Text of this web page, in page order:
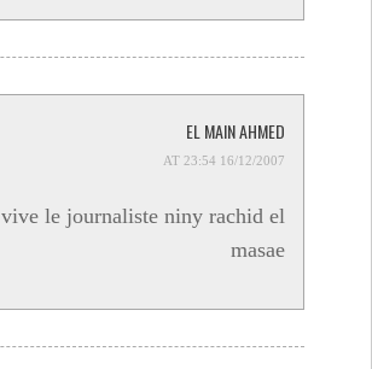
EL MAIN AHMED
16/12/2007 AT 23:54
vive le journaliste niny rachid el
masae